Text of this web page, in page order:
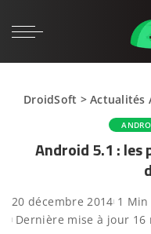
DroidSoft >Actualités
Android 5.1 : les
20 décembre 2014 1 Min
Dernière mise à jour 16